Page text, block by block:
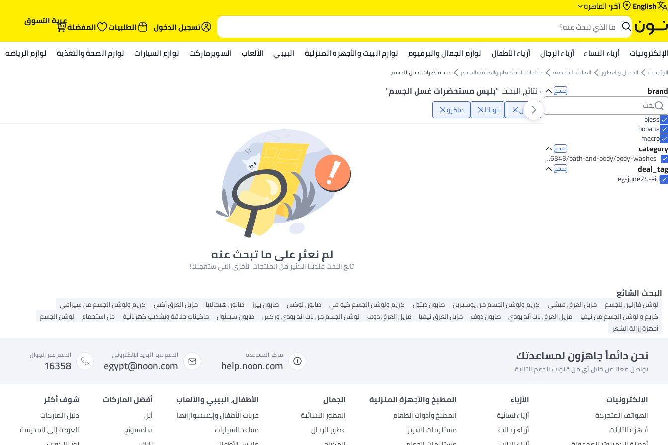
English آخر القاهرة
تسجيل الدخول
الطلبيات المفضلةعربة التسوق
الإلكترونيات أزياء النساء أزياء الرجال أزياء الأطفال لوازم الجمال والبرفيوم لوازم البيت والأجهزة المنزلية البيبي الألعاب السوبرماركت لوازم السيارات لوازم الصحة والتغذية لوازم الرياضة
الرئيسية الجمال والعطور العناية الشخصية منتجات الاستحمام والعناية بالجسم مستحضرات غسل الجسم
brand مسح
bless
bobana
macro
category مسح
beauty/personal-care-16343/bath-and-body/body-washes
deal_tag مسح
eg-june24-eid
٠ نتائج البحث "بليس مستحضرات غسل الجسم"
بليس بوبانا ماكرو
لم نعثر على ما تبحث عنه
تابع البحث فلدينا الكثير من المنتجات الأخرى التي ستعجبك!
البحث الشائع
لوشن فازلين للجسم مزيل العرق فيشي كريم ولوشن الجسم من يوسيرين صابون ديتول كريم ولوشن الجسم كيو في صابون لوكس صابون بيرز صابون هيمالايا مزيل العرق أكس
كريم ولوشن الجسم من سيرافي
كريم و لوشن الجسم من نيفيا
مزيل العرق باث أند بودي صابون دوف مزيل العرق نيفيا مزيل العرق دوف لوشن الجسم من باث آند بودي وركس صابون سينثول ماكينات حلاقة وتشذيب كهربائية جل استحمام
لوشن الجسم
أجهزة إزالة الشعر
نحن دائماً جاهزون لمساعدتك
تواصل معنا من خلال أي من قنوات الدعم التالية:
مركز المساعدة
help.noon.com
الدعم عبر البريد الإلكتروني
egypt@noon.com
الدعم عبر الجوال
16358
الإلكترونيات
الهواتف المتحركة
أجهزة التابلت
الأزياء
أزياء نسائية
أزياء رجالية
المطبخ والأجهزة المنزلية
المطبخ وأدوات الطعام
مستلزمات السرير
الجمال
العطور النسائية
عطور الرجال
الأطفال، البيبي والألعاب
عربات الأطفال وإكسسواراتها
مقاعد السيارات
أفضل الماركات
أبل
سامسونج
شوف أكثر
دليل الماركات
العودة إلى المدرسة